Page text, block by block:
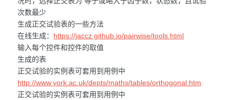
次数最少
生成正交试验表的一些方法
在线生成： https://jaccz.github.io/pairwise/tools.html
输入每个控件和控件的取值
生成的表
正交试验的实例表可套用到用例中
http://www.york.ac.uk/depts/maths/tables/orthogonal.htm
正交试验的实例表可套用到用例中